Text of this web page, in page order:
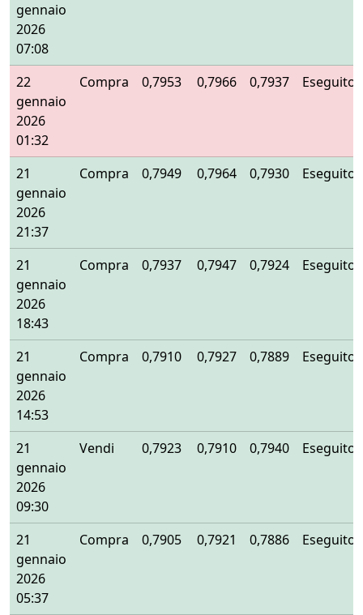
gennaio
2026
07:08
22
gennaio
2026
01:32
Compra 0,7953 0,7966 0,7937 Eseguito
21
gennaio
2026
21:37
Compra 0,7949 0,7964 0,7930 Eseguito
21
gennaio
2026
18:43
Compra 0,7937 0,7947 0,7924 Eseguito
21
gennaio
2026
14:53
Compra 0,7910 0,7927 0,7889 Eseguito
21
gennaio
2026
09:30
Vendi 0,7923 0,7910 0,7940 Eseguito
21
gennaio
2026
05:37
Compra 0,7905 0,7921 0,7886 Eseguito